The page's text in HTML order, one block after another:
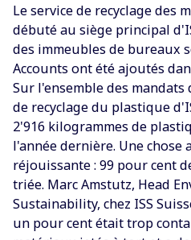
Le service de recyclage des
débuté au siège principal
des immeubles de bureaux
Accounts ont été ajoutés
Sur l'ensemble des mandats
de recyclage du plastique
2'916 kilogrammes de
l'année dernière. Une
réjouissante : 99 pour cent
triée. Marc Amstutz, Head
Sustainability, chez ISS
un pour cent était trop